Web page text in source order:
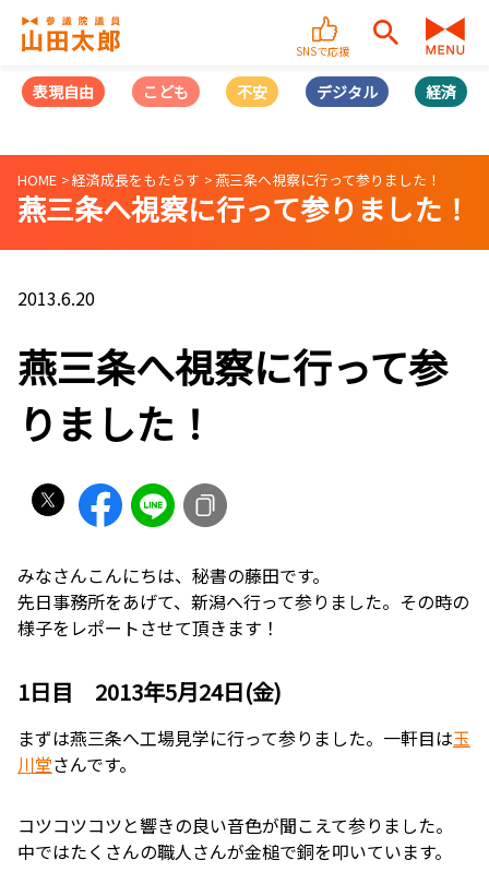
SNSで応援
表現自由 こども 不安 デジタル 経済
HOME 経済成長をもたらす 燕三条へ視察に行って参りました！
燕三条へ視察に行って参りました！
2013.6.20
燕三条へ視察に行って参
りました！
みなさんこんにちは、秘書の藤田です。
先日事務所をあげて、新潟へ行って参りました。その時の
様子をレポートさせて頂きます！
1日目 2013年5月24日(金)
まずは燕三条へ工場見学に行って参りました。一軒目は玉
川堂さんです。
コツコツコツと響きの良い音色が聞こえて参りました。
中ではたくさんの職人さんが金槌で銅を叩いています。